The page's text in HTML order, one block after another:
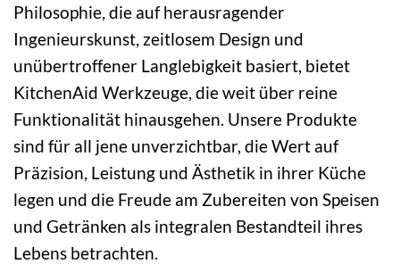
Philosophie, die auf herausragender
Ingenieurskunst, zeitlosem Design und
unübertroffener Langlebigkeit basiert, bietet
KitchenAid Werkzeuge, die weit über reine
Funktionalität hinausgehen. Unsere Produkte
sind für all jene unverzichtbar, die Wert auf
Präzision, Leistung und Ästhetik in ihrer Küche
legen und die Freude am Zubereiten von Speisen
und Getränken als integralen Bestandteil ihres
Lebens betrachten.